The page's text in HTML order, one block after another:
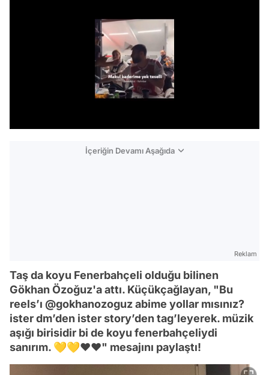
İçeriğin Devamı Aşağıda
Reklam
Taş da koyu Fenerbahçeli olduğu bilinen
Gökhan Özoğuz'a attı. Küçükçağlayan, "Bu
reels’ı @gokhanozoguz abime yollar mısınız?
ister dm’den ister story’den tag’leyerek. müzik
aşığı birisidir bi de koyu fenerbahçeliydi
sanırım. 💛💛❤️❤️" mesajını paylaştı!